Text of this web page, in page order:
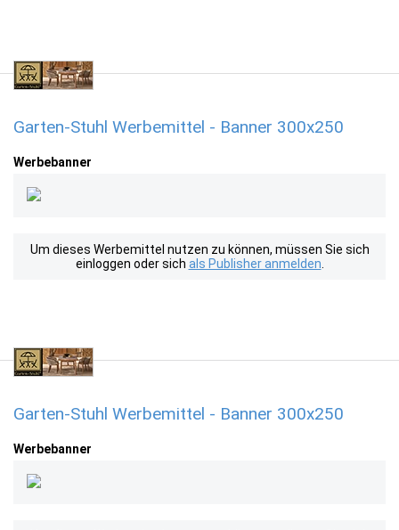
Garten-Stuhl Werbemittel - Banner 300x250
Werbebanner
Um dieses Werbemittel nutzen zu können, müssen Sie sich
einloggen oder sich als Publisher anmelden
Garten-Stuhl Werbemittel - Banner 300x250
Werbebanner